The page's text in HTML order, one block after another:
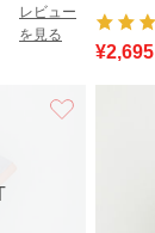
レビュー
を見る
¥2,695